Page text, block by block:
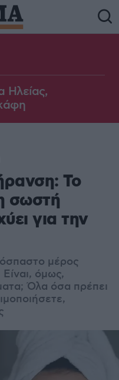
Ηλείας,
Το
σωστή
για την
μέρος
όμως,
Όλα όσα πρέπει